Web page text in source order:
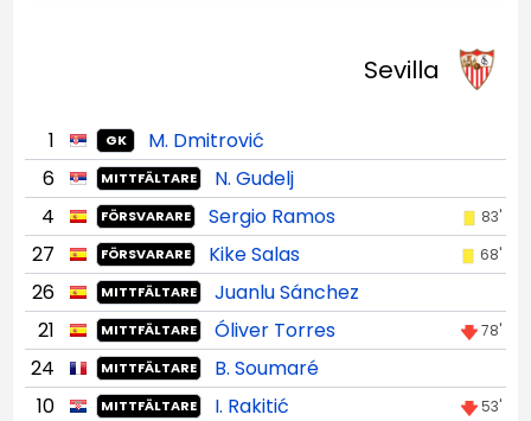
Sevilla
1 GK
M. Dmitrović
6
MITTFÄLTARE
N. Gudelj
4
FÖRSVARARE Sergio Ramos 83'
27 FÖRSVARARE Kike Salas 68'
26 MITTFÄLTARE
Juanlu Sánchez
21
MITTFÄLTARE Óliver Torres 78'
24 MITTFÄLTARE
B. Soumaré
10
MITTFÄLTARE I. Rakitić 53'